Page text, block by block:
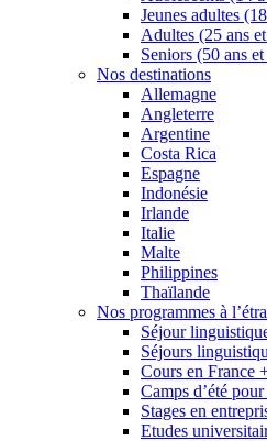
Jeunes adultes
Adultes (25 ans
Seniors (50 ans
Nos destinations
Allemagne
Angleterre
Argentine
Costa Rica
Espagne
Indonésie
Irlande
Italie
Malte
Philippines
Thaïlande
Nos programmes à
Séjour
Séjours
Cours en France
Camps d’été pour
Stages en
Etudes